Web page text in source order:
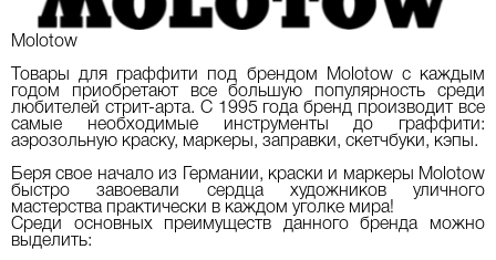
Molotow
Товары для граффити под брендом Molotow с каждым
годом приобретают все большую популярность среди
любителей стрит-арта. С 1995 года бренд производит все
самые необходимые инструменты до граффити:
аэрозольную краску, маркеры, заправки, скетчбуки, кэпы.
Беря свое начало из Германии, краски и маркеры Molotow
быстро завоевали сердца художников уличного
мастерства практически в каждом уголке мира!
Среди основных преимуществ данного бренда можно
выделить: